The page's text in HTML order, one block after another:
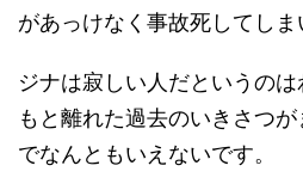
があっけなく事故死してしま
ジナは寂しい人だというの
もと離れた過去のいきさつ
でなんともいえないです。